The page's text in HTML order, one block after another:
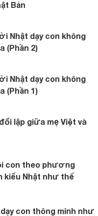
Bản
Nhật dạy con không
(Phần 2)
Nhật dạy con không
(Phần 1)
lập giữa mẹ Việt và
con theo phương
kiểu Nhật như thế
con thông minh như